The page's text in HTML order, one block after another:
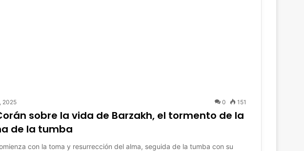
2025 0 151
sobre la vida de Barzakh, el tormento de la
de la tumba
con la toma y resurrección del alma, seguida de la tumba con su